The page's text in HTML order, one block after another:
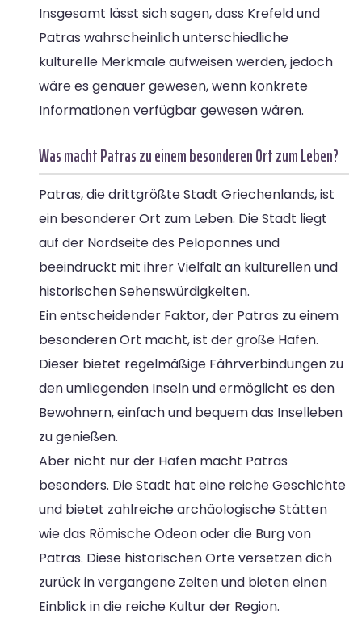
Insgesamt lässt sich sagen, dass Krefeld und
Patras wahrscheinlich unterschiedliche
kulturelle Merkmale aufweisen werden, jedoch
wäre es genauer gewesen, wenn konkrete
Informationen verfügbar gewesen wären.
Was macht Patras zu einem besonderen Ort zum Leben?
Patras, die drittgrößte Stadt Griechenlands, ist
ein besonderer Ort zum Leben. Die Stadt liegt
auf der Nordseite des Peloponnes und
beeindruckt mit ihrer Vielfalt an kulturellen und
historischen Sehenswürdigkeiten.
Ein entscheidender Faktor, der Patras zu einem
besonderen Ort macht, ist der große Hafen.
Dieser bietet regelmäßige Fährverbindungen zu
den umliegenden Inseln und ermöglicht es den
Bewohnern, einfach und bequem das Inselleben
zu genießen.
Aber nicht nur der Hafen macht Patras
besonders. Die Stadt hat eine reiche Geschichte
und bietet zahlreiche archäologische Stätten
wie das Römische Odeon oder die Burg von
Patras. Diese historischen Orte versetzen dich
zurück in vergangene Zeiten und bieten einen
Einblick in die reiche Kultur der Region.